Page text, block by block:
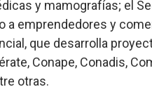
y mamografías; el
a emprendedores y
que desarrolla
Conape, Conadis,
otras.